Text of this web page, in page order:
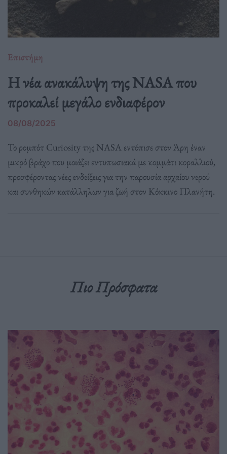
Επιστήμη
Η νέα ανακάλυψη της NASA που
προκαλεί μεγάλο ενδιαφέρον
08/08/2025
Το ρομπότ Curiosity της NASA εντόπισε στον Άρη έναν
μικρό βράχο που μοιάζει εντυπωσιακά με κομμάτι κοραλλιού,
προσφέροντας νέες ενδείξεις για την παρουσία αρχαίου νερού
και συνθηκών κατάλληλων για ζωή στον Κόκκινο Πλανήτη.
Πιο Πρόσφατα